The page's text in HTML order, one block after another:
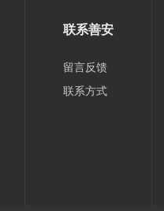
联系善安
留言反馈
联系方式